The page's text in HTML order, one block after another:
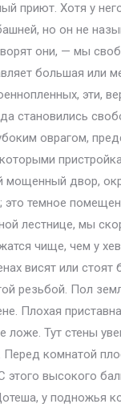
приют. Хотя у
но он не
они, — мы
большая или
эти,
становились
оврагом,
двор,
темное
лестнице, мы
чище, чем у
висят или
резьбой. Пол
Плохая
Тут стены
комнатой
этого высокого
у подножья